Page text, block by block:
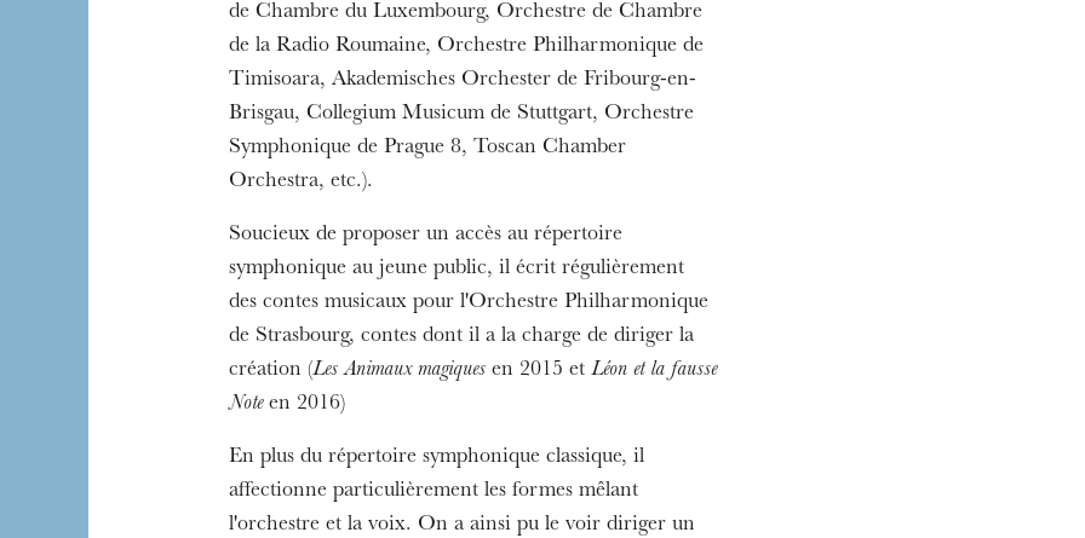
L’OnR avec vous
Visites de l’Opéra de
de Chambre du Luxembourg, Orchestre de Chambre
de la Radio Roumaine, Orchestre Philharmonique de
Timisoara, Akademisches Orchester de Fribourg-en-
Brisgau, Collegium Musicum de Stuttgart, Orchestre
Symphonique de Prague 8, Toscan Chamber
Orchestra, etc.).
Soucieux de proposer un accès au répertoire
symphonique au jeune public, il écrit régulièrement
des contes musicaux pour l'Orchestre Philharmonique
de Strasbourg, contes dont il a la charge de diriger la
création (Les Animaux magiquesen 2015 et Léon et la fausse
Noteen 2016)
En plus du répertoire symphonique classique, il
affectionne particulièrement les formes mêlant
l'orchestre et la voix. On a ainsi pu le voir diriger un